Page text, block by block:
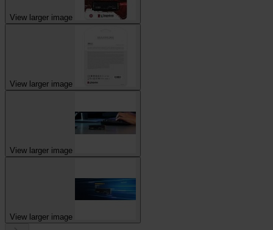
View larger image
View larger image
View larger image
View larger image